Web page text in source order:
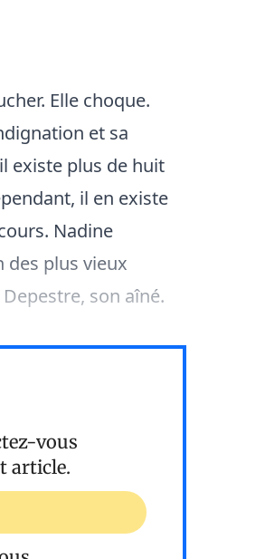
Elle choque.
et sa
existe plus de huit
il en existe
Nadine
des plus vieux
son aîné.
vous
article.